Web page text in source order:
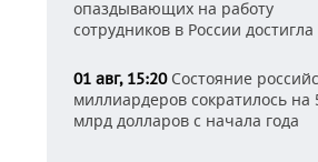
опаздывающих на работу
сотрудников в России достигла
01 авг, 15:20Состояние
миллиардеров сократилось на
млрд долларов с начала года